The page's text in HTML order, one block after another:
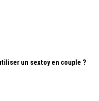
un sextoy en couple ?